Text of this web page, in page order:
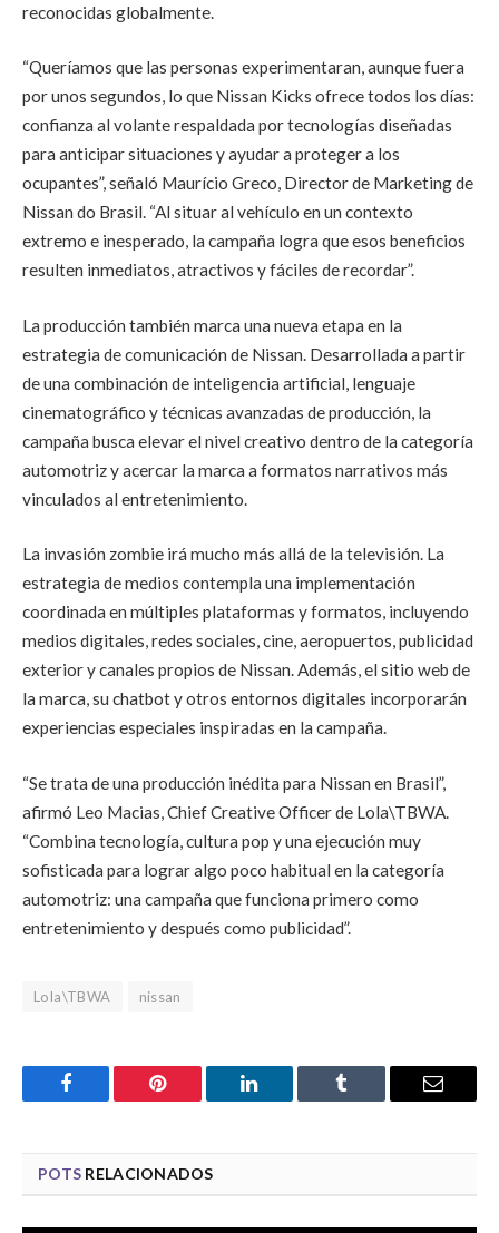
reconocidas globalmente.
“Queríamos que las personas experimentaran, aunque fuera
por unos segundos, lo que Nissan Kicks ofrece todos los días:
confianza al volante respaldada por tecnologías diseñadas
para anticipar situaciones y ayudar a proteger a los
ocupantes”, señaló Maurício Greco, Director de Marketing de
Nissan do Brasil. “Al situar al vehículo en un contexto
extremo e inesperado, la campaña logra que esos beneficios
resulten inmediatos, atractivos y fáciles de recordar”.
La producción también marca una nueva etapa en la
estrategia de comunicación de Nissan. Desarrollada a partir
de una combinación de inteligencia artificial, lenguaje
cinematográfico y técnicas avanzadas de producción, la
campaña busca elevar el nivel creativo dentro de la categoría
automotriz y acercar la marca a formatos narrativos más
vinculados al entretenimiento.
La invasión zombie irá mucho más allá de la televisión. La
estrategia de medios contempla una implementación
coordinada en múltiples plataformas y formatos, incluyendo
medios digitales, redes sociales, cine, aeropuertos, publicidad
exterior y canales propios de Nissan. Además, el sitio web de
la marca, su chatbot y otros entornos digitales incorporarán
experiencias especiales inspiradas en la campaña.
“Se trata de una producción inédita para Nissan en Brasil”,
afirmó Leo Macias, Chief Creative Officer de Lola\TBWA.
“Combina tecnología, cultura pop y una ejecución muy
sofisticada para lograr algo poco habitual en la categoría
automotriz: una campaña que funciona primero como
entretenimiento y después como publicidad”.
Lola\TBWA nissan
Facebook Pinterest LinkedIn Tumblr Email
POTS RELACIONADOS